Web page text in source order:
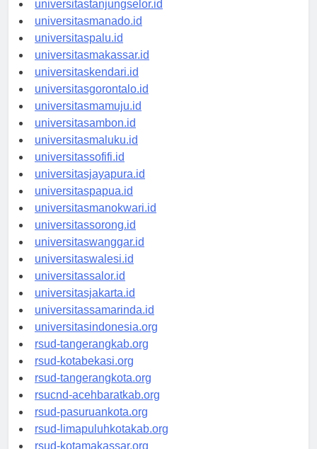
universitastanjungselor.id
universitasmanado.id
universitaspalu.id
universitasmakassar.id
universitaskendari.id
universitasgorontalo.id
universitasmamuju.id
universitasambon.id
universitasmaluku.id
universitassofifi.id
universitasjayapura.id
universitaspapua.id
universitasmanokwari.id
universitassorong.id
universitaswanggar.id
universitaswalesi.id
universitassalor.id
universitasjakarta.id
universitassamarinda.id
universitasindonesia.org
rsud-tangerangkab.org
rsud-kotabekasi.org
rsud-tangerangkota.org
rsucnd-acehbaratkab.org
rsud-pasuruankota.org
rsud-limapuluhkotakab.org